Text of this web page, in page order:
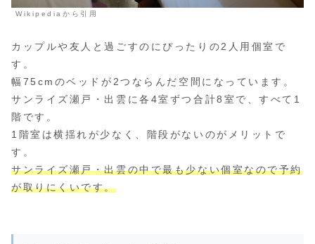
Wikipediaから引用
カップルや友人と過ごすのにぴったりの2人用個室で
す。
幅75cmのベッドが2つならんだ空間になっています。
サンライズ瀬戸・出雲に各4室ずつ合計8室で、すべて1
階です。
1階室は横揺れが少なく、階段がないのがメリットで
す。
サンライズ瀬戸・出雲の中で最も少ない個室なので予約
が取りにくいです。